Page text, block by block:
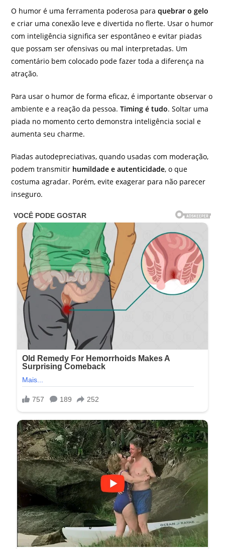
O humor é uma ferramenta poderosa paraquebrar o gelo
e criar uma conexão leve e divertida no flerte. Usar o humor
com inteligência significa ser espontâneo e evitar piadas
que possam ser ofensivas ou mal interpretadas. Um
comentário bem colocado pode fazer toda a diferença na
atração.
Para usar o humor de forma eficaz, é importante observar o
ambiente e a reação da pessoa.Timing é tudo. Soltar uma
piada no momento certo demonstra inteligência social e
aumenta seu charme.
Piadas autodepreciativas, quando usadas com moderação,
podem transmitir humildade e autenticidade, o que
costuma agradar. Porém, evite exagerar para não parecer
inseguro.